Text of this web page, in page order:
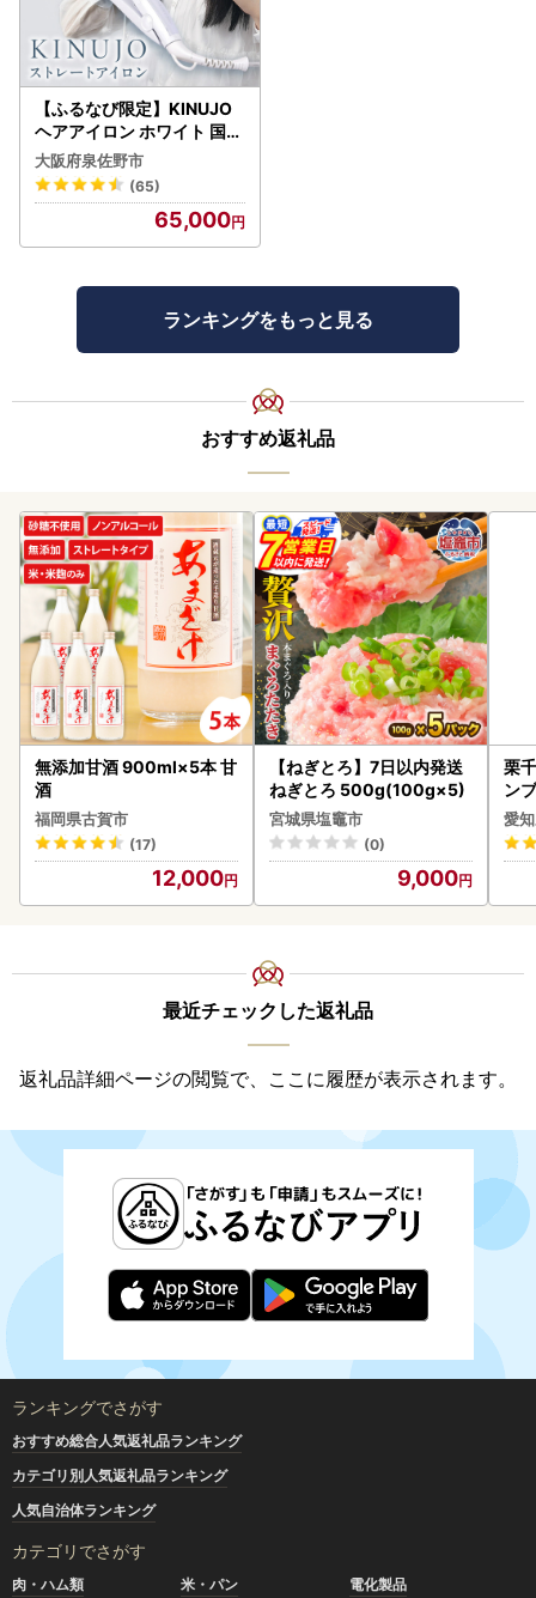
【ふるなび限定】KINUJO
ヘアアイロン ホワイト 国内
製造 FN-Limited-PR
大阪府泉佐野市
(65)
65,000
ランキングをもっと見る
おすすめ返礼品
無添加甘酒 900ml×5本 甘
酒
福岡県古賀市
(17)
12,000
【ねぎとろ】7日以内発送
ねぎとろ 500g(100g×5)
宮城県塩竈市
(0)
9,000
栗
ン
デ
愛
最近チェックした返礼品
返礼品詳細ページの閲覧で、ここに履歴が表示されます。
ランキングでさがす
おすすめ総合人気返礼品ランキング
カテゴリ別人気返礼品ランキング
人気自治体ランキング
カテゴリでさがす
肉・ハム類 米・パン
電化製品